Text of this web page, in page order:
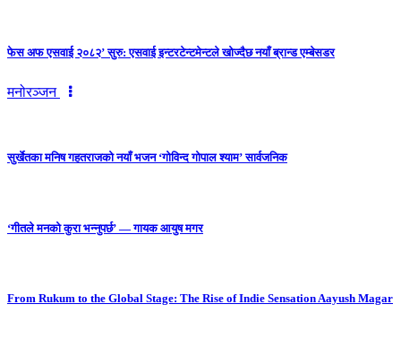
फेस अफ एसवाई २०८२’ सुरु: एसवाई इन्टरटेन्टमेन्टले खोज्दैछ नयाँ ब्रान्ड एम्बेसडर
मनोरञ्जन
सुर्खेतका मनिष गहतराजको नयाँ भजन ‘गोविन्द गोपाल श्याम’ सार्वजनिक
‘गीतले मनको कुरा भन्नुपर्छ’ — गायक आयुष मगर
From Rukum to the Global Stage: The Rise of Indie Sensation Aayush Magar